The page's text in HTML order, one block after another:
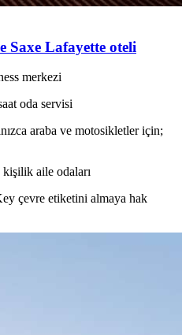
Saxe Lafayette oteli
merkezi
oda servisi
araba ve motosikletler için;
aile odaları
çevre etiketini almaya hak